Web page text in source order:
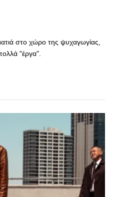
στο χώρο της ψυχαγωγίας,
"έργα".